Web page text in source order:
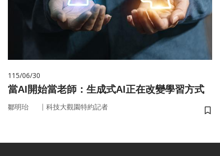
115/06/30
當AI開始當老師：生成式AI正在改變學習方式
鄒明珆 ｜ 科技大觀園特約記者
儲